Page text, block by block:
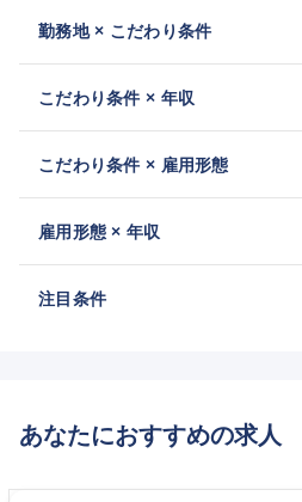
勤務地 × こだわり条件
こだわり条件 × 年収
こだわり条件 × 雇用形態
雇用形態 × 年収
注目条件
あなたにおすすめの求人